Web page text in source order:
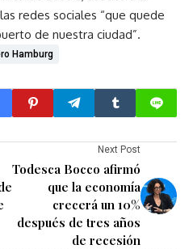
redes sociales “que quede
de nuestra ciudad”.
Hamburg
Next Post
Todesca Bocco afirmó
que la economía
crecerá un 10%
después de tres años
de recesión